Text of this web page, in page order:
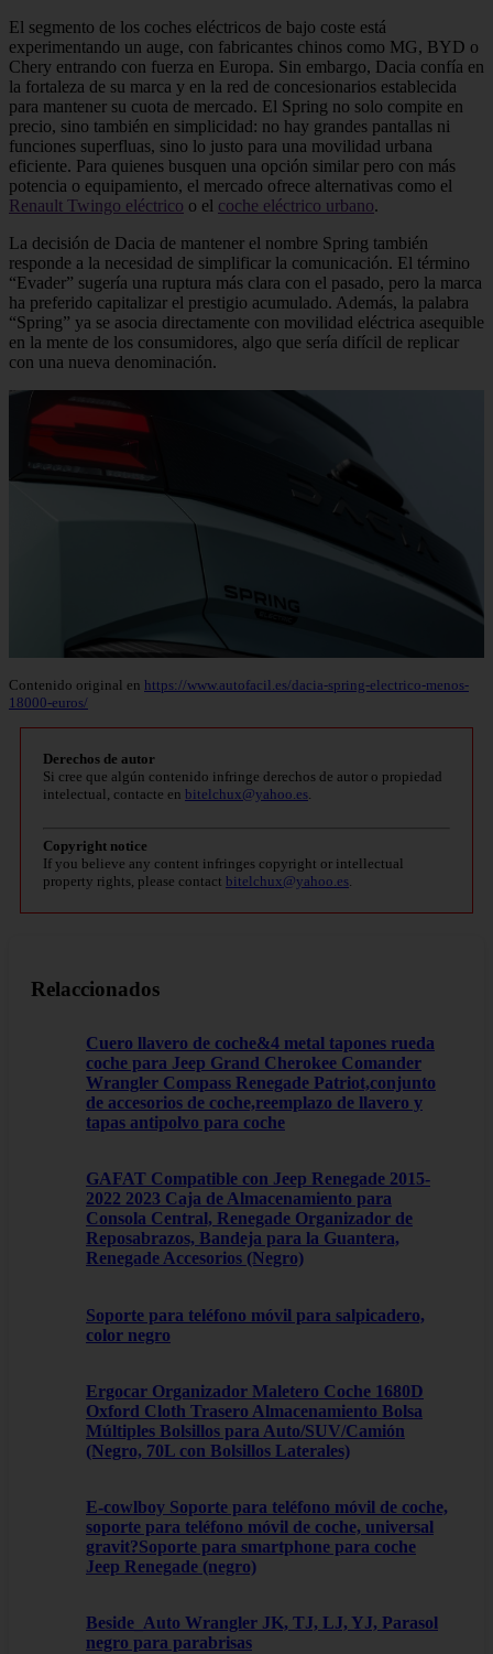
El segmento de los coches eléctricos de bajo coste está
experimentando un auge, con fabricantes chinos como MG, BYD o
Chery entrando con fuerza en Europa. Sin embargo, Dacia confía en
la fortaleza de su marca y en la red de concesionarios establecida
para mantener su cuota de mercado. El Spring no solo compite en
precio, sino también en simplicidad: no hay grandes pantallas ni
funciones superfluas, sino lo justo para una movilidad urbana
eficiente. Para quienes busquen una opción similar pero con más
potencia o equipamiento, el mercado ofrece alternativas como el
Renault Twingo eléctrico o el coche eléctrico urbano.
La decisión de Dacia de mantener el nombre Spring también
responde a la necesidad de simplificar la comunicación. El término
“Evader” sugería una ruptura más clara con el pasado, pero la marca
ha preferido capitalizar el prestigio acumulado. Además, la palabra
“Spring” ya se asocia directamente con movilidad eléctrica asequible
en la mente de los consumidores, algo que sería difícil de replicar
con una nueva denominación.
Contenido original en https://www.autofacil.es/dacia-spring-electrico-menos-
18000-euros/
Derechos de autor
Si cree que algún contenido infringe derechos de autor o propiedad
intelectual, contacte en bitelchux@yahoo.es
Copyright notice
If you believe any content infringes copyright or intellectual
property rights, please contact bitelchux@yahoo.es
Relaccionados
Cuero llavero de coche&4 metal tapones rueda
coche para Jeep Grand Cherokee Comander
Wrangler Compass Renegade Patriot,conjunto
de accesorios de coche,reemplazo de llavero y
tapas antipolvo para coche
GAFAT Compatible con Jeep Renegade 2015-
2022 2023 Caja de Almacenamiento para
Consola Central, Renegade Organizador de
Reposabrazos, Bandeja para la Guantera,
Renegade Accesorios (Negro)
Soporte para teléfono móvil para salpicadero,
color negro
Ergocar Organizador Maletero Coche 1680D
Oxford Cloth Trasero Almacenamiento Bolsa
Múltiples Bolsillos para Auto/SUV/Camión
(Negro, 70L con Bolsillos Laterales)
E-cowlboy Soporte para teléfono móvil de coche,
soporte para teléfono móvil de coche, universal
gravit?Soporte para smartphone para coche
Jeep Renegade (negro)
Beside_Auto Wrangler JK, TJ, LJ, YJ, Parasol
negro para parabrisas